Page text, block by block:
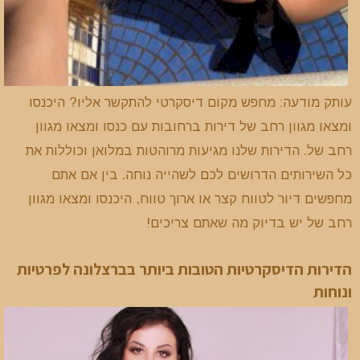
עותק מודעה: מחפש מקום דיסקרטי להתקשר אליו? היכנסו
ומצאו מגוון רחב של דירות ברחובות עם כנסו ומצאו מגוון
רחב של. הדירות שלנו מגיעות מרוהטות במלואן וכוללות את
כל השירותים הדרושים לכם לשהייה נוחה. בין אם אתם
מחפשים דיור לטווח קצר או ארוך טווח, היכנסו ומצאו מגוון
רחב של יש בדיוק מה שאתם צריכים!
הדירות הדיסקרטיות הטובות ביותר בברצלונה לפרטיות
ונוחות